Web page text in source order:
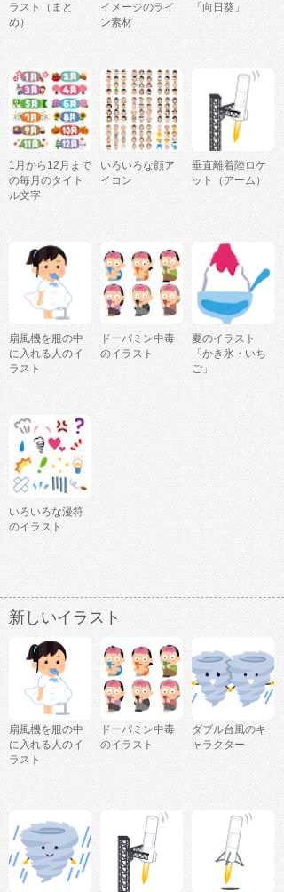
ラスト（まと
め）
イメージのライ
ン素材
「向日葵」
1月から12月まで
の毎月のタイト
ル文字
いろいろな顔ア
イコン
垂直離着陸ロケ
ット（アーム）
扇風機を服の中
に入れる人のイ
ラスト
ドーパミン中毒
のイラスト
夏のイラスト
「かき氷・いち
ご」
いろいろな漫符
のイラスト
新しいイラスト
扇風機を服の中
に入れる人のイ
ラスト
ドーパミン中毒
のイラスト
ダブル台風のキ
ャラクター